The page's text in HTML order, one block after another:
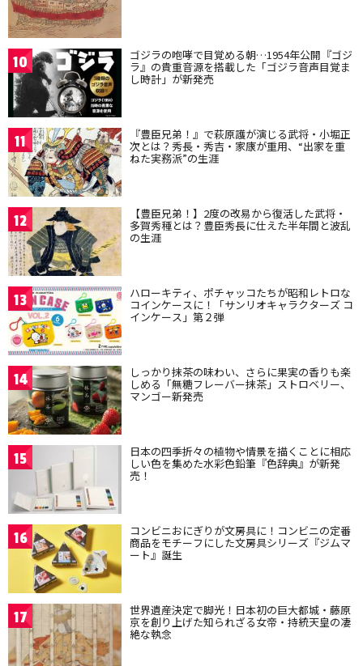
10 ゴジラの咆哮で目覚める朝…1954年公開『ゴジ
ラ』の貴重音源を搭載した「ゴジラ音声目覚ま
し時計」が新発売
11 『豊臣兄弟！』で萩原護が演じる武将・小堀正
次とは？秀長・秀吉・家康が重用、“出家を重
ねた実務派”の生涯
12 【豊臣兄弟！】2度の改易から復活した武将・
多賀秀種とは？豊臣秀長に仕えた半年間と波乱
の生涯
13 ハローキティ、ポチャッコたちが昭和レトロな
コインケースに！「サンリオキャラクターズ コ
インケース」第２弾
14 しっかり抹茶の味わい、さらに果実の香りも楽
しめる「無糖フレーバー抹茶」ストロベリー、
マンゴー新発売
15 日本の四季折々の植物や情景を描くことに相応
しい色を集めた水彩色鉛筆『色辞典』が新発
売！
16 コンビニおにぎりが文房具に！コンビニの定番
商品をモチーフにした文房具シリーズ『ジムマ
ート』誕生
17 世界遺産決定で脚光！日本初の巨大都城・藤原
京を創り上げた知られざる女帝・持統天皇の凄
絶な執念